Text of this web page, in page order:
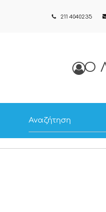
211 4040235
Ο